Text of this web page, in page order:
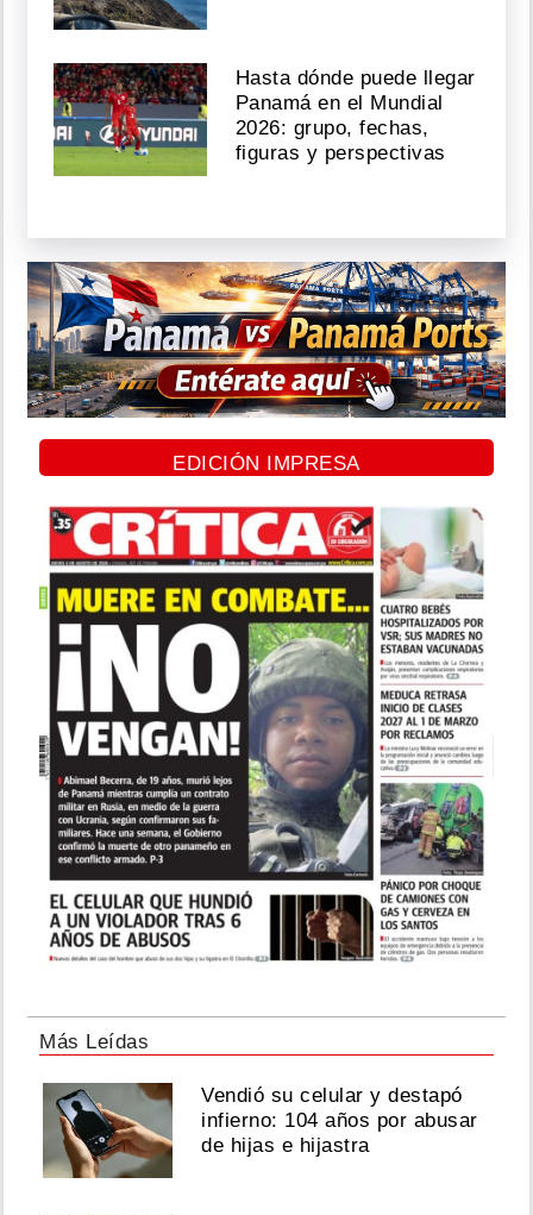
Hasta dónde puede llegar
Panamá en el Mundial
2026: grupo, fechas,
figuras y perspectivas
EDICIÓN IMPRESA
Más Leídas
Vendió su celular y destapó
infierno: 104 años por abusar
de hijas e hijastra